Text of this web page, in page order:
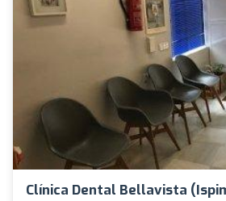
Clínica Dental Bellavista